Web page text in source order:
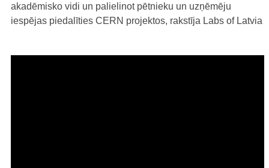
akadēmisko vidi un palielinot pētnieku un uzņēmēju
iespējas piedalīties CERN projektos, rakstīja Labs of Latvia